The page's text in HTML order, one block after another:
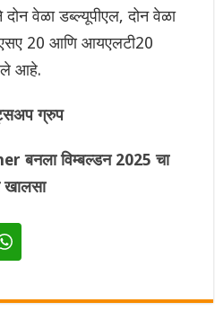
वेळा डब्ल्यूपीएल, दोन वेळा
20 आणि आयएलटी20
आहे.
ग्रुप
बनला विम्बल्डन 2025 चा
खालसा